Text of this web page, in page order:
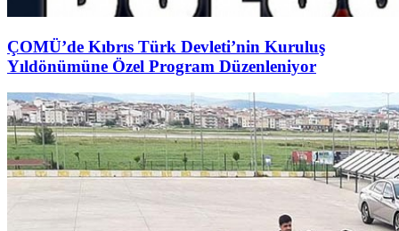
ÇOMÜ’de Kıbrıs Türk Devleti’nin Kuruluş
Yıldönümüne Özel Program Düzenleniyor